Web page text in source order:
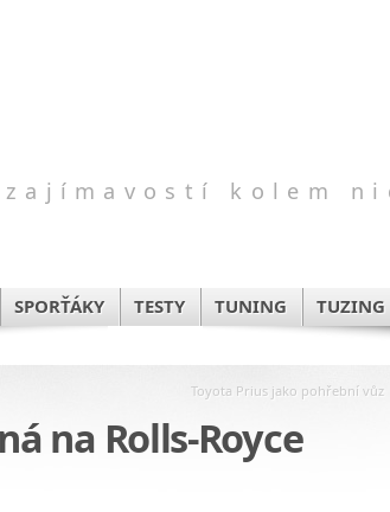
kolem
SPORŤÁKY TESTY TUNING TUZING
Toyota Prius jako pohřební vůz
na Rolls-Royce